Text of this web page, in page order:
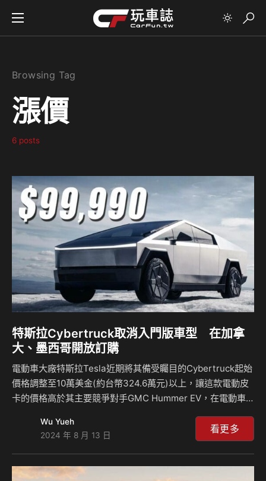
Browsing Tag
漲價
6 posts
特斯拉Cybertruck取消入門版車型 在加拿
大、墨西哥開放訂購
電動車大廠特斯拉Tesla近期將其備受矚目的Cybertruck起始
價格調整至10萬美金(約台幣324.6萬元)以上，讓這款電動皮
卡的價格高於其主要競爭對手GMC Hummer EV，在電動車
Cybertruck以其獨特的設計和先進的技術配置吸引了大量消
費者，但價格的上漲可能會對其銷量產生影響，不過特斯拉可
能也認為不需要低價的Cybertruck，因為他們這輛車最近開
放了國外訂購，也代表車輛走入了另一個階段。 Cybertruck
Wu Yueh
2024 年 8 月 13 日
看更多